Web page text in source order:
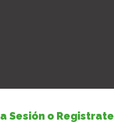
Sesión o Registrate